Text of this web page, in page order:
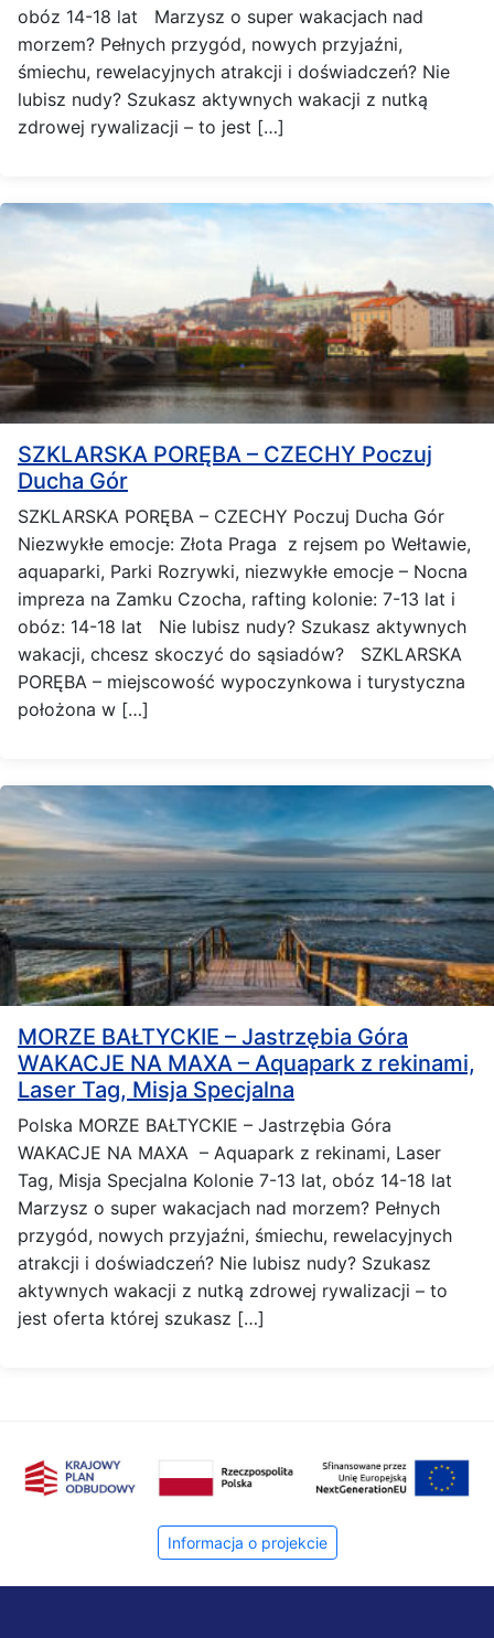
obóz 14-18 lat Marzysz o super wakacjach nad
morzem? Pełnych przygód, nowych przyjaźni,
śmiechu, rewelacyjnych atrakcji i doświadczeń? Nie
lubisz nudy? Szukasz aktywnych wakacji z nutką
zdrowej rywalizacji – to jest […]
SZKLARSKA PORĘBA – CZECHY Poczuj
Ducha Gór
SZKLARSKA PORĘBA – CZECHY Poczuj Ducha Gór
Niezwykłe emocje: Złota Praga z rejsem po Wełtawie,
aquaparki, Parki Rozrywki, niezwykłe emocje – Nocna
impreza na Zamku Czocha, rafting kolonie: 7-13 lat i
obóz: 14-18 lat Nie lubisz nudy? Szukasz aktywnych
wakacji, chcesz skoczyć do sąsiadów? SZKLARSKA
PORĘBA – miejscowość wypoczynkowa i turystyczna
położona w […]
MORZE BAŁTYCKIE – Jastrzębia Góra
WAKACJE NA MAXA – Aquapark z rekinami,
Laser Tag, Misja Specjalna
Polska MORZE BAŁTYCKIE – Jastrzębia Góra
WAKACJE NA MAXA – Aquapark z rekinami, Laser
Tag, Misja Specjalna Kolonie 7-13 lat, obóz 14-18 lat
Marzysz o super wakacjach nad morzem? Pełnych
przygód, nowych przyjaźni, śmiechu, rewelacyjnych
atrakcji i doświadczeń? Nie lubisz nudy? Szukasz
aktywnych wakacji z nutką zdrowej rywalizacji – to
jest oferta której szukasz […]
Informacja o projekcie